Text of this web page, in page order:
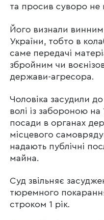
та просив суворо не
Його визнали винним
України, тобто в
саме передачі
збройним чи
держави-агресора.
Чоловіка засудили
волі із забороною на
посади в органах
місцевого
надають публічні
майна.
Суд звільняє
тюремного
строком 1 рік.